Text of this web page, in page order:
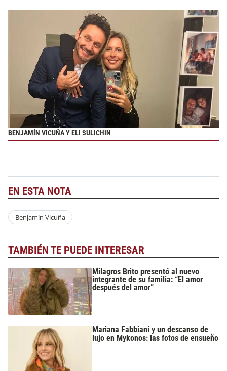
BENJAMÍN VICUÑA Y ELI SULICHIN
EN ESTA NOTA
Benjamín Vicuña
TAMBIÉN TE PUEDE INTERESAR
Milagros Brito presentó al nuevo
integrante de su familia: “El amor
después del amor”
Mariana Fabbiani y un descanso de
lujo en Mykonos: las fotos de ensueño